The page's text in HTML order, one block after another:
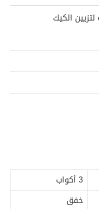
3 أكواب
خفق